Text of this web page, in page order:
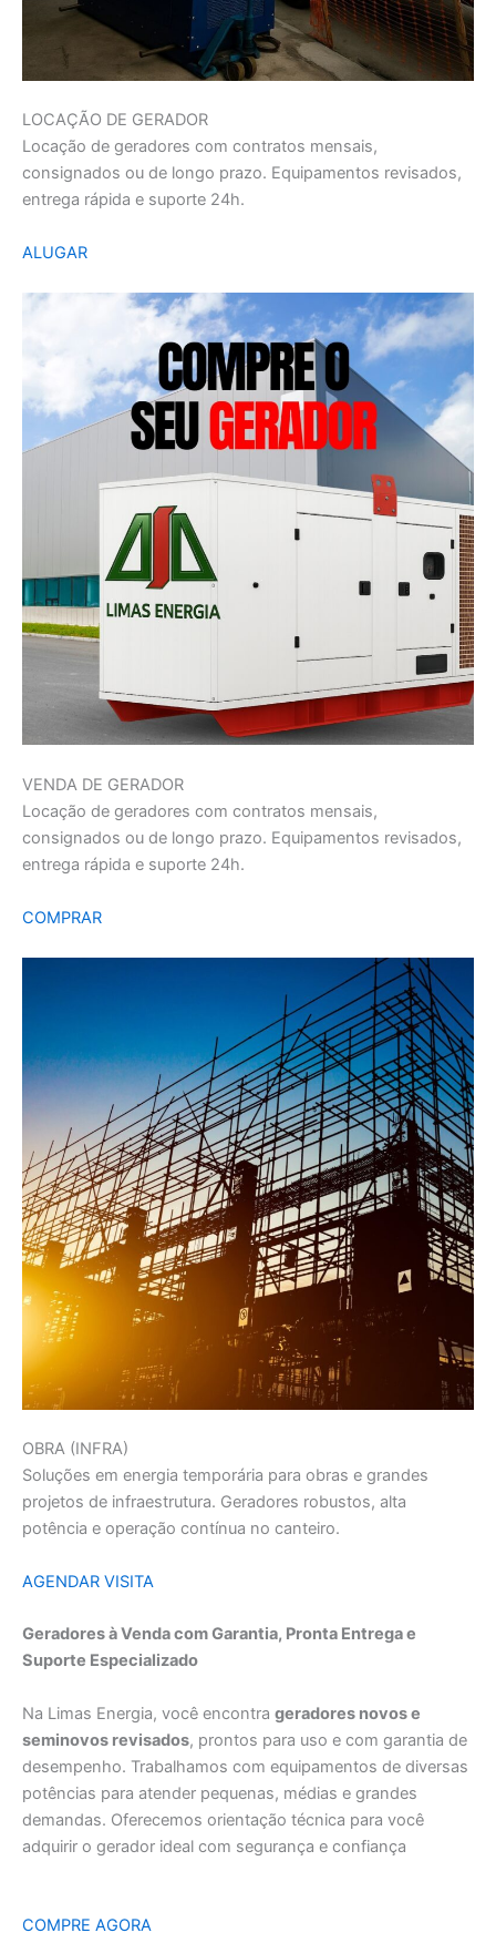
LOCAÇÃO DE GERADOR
Locação de geradores com contratos mensais,
consignados ou de longo prazo. Equipamentos revisados,
entrega rápida e suporte 24h.
ALUGAR
VENDA DE GERADOR
Locação de geradores com contratos mensais,
consignados ou de longo prazo. Equipamentos revisados,
entrega rápida e suporte 24h.
COMPRAR
OBRA (INFRA)
Soluções em energia temporária para obras e grandes
projetos de infraestrutura. Geradores robustos, alta
potência e operação contínua no canteiro.
AGENDAR VISITA
Geradores à Venda com Garantia, Pronta Entrega e
Suporte Especializado
Na Limas Energia, você encontra geradores novos e
seminovos revisados, prontos para uso e com garantia de
desempenho. Trabalhamos com equipamentos de diversas
potências para atender pequenas, médias e grandes
demandas. Oferecemos orientação técnica para você
adquirir o gerador ideal com segurança e confiança
COMPRE AGORA